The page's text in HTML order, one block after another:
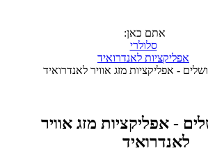
אתם כאן:
סלולרי
אפליקציות לאנדרואיד
- אפליקציות מזג אוויר לאנדרואיד
- אפליקציות מזג אוויר
לאנדרואיד